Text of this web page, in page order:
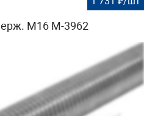
М16 М-3962